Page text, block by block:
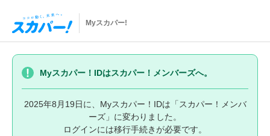
Myスカパー!
Myスカパー！IDはスカパー！メンバーズへ。
2025年8月19日に、Myスカパー！IDは「スカパー！メンバ
ーズ」に変わりました。
ログインには移行手続きが必要です。